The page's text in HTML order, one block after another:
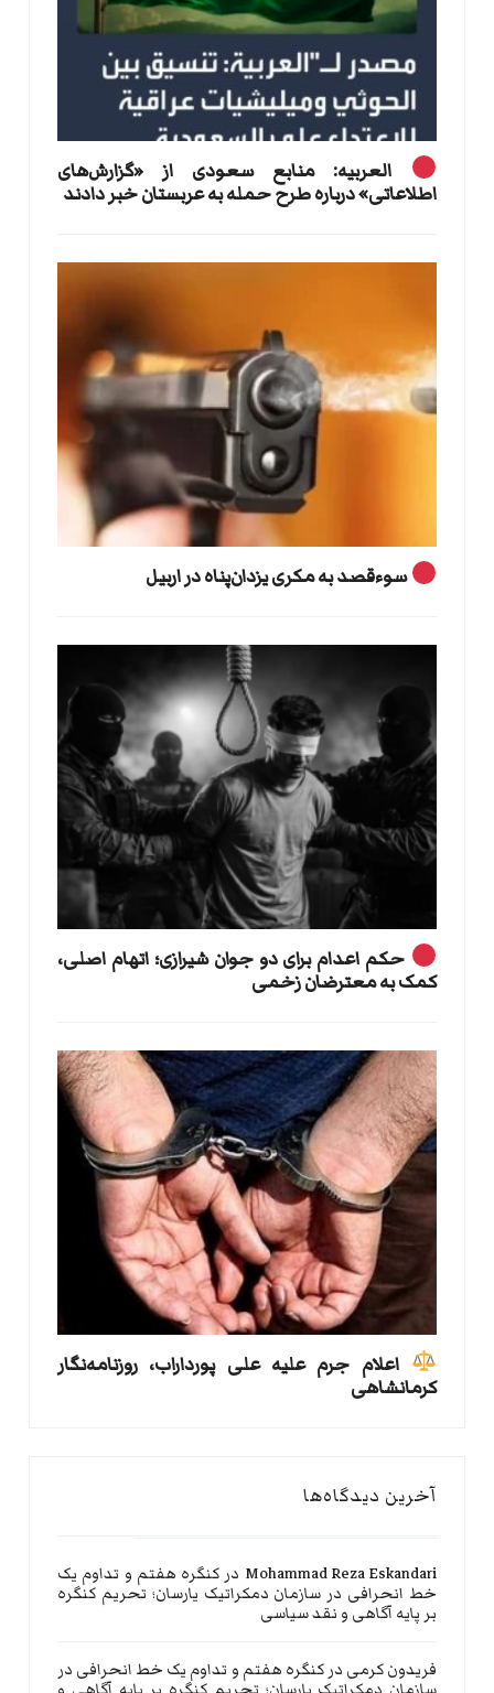
العربیه: منابع سعودی از «گزارش‌های
اطلاعاتی» درباره طرح حمله به عربستان خبر دادند
سوءقصد به مکری یزدان‌پناه در اربیل
حکم اعدام برای دو جوان شیرازی؛ اتهام اصلی،
کمک به معترضان زخمی
اعلام جرم علیه علی پورداراب، روزنامه‌نگار
کرمانشاهی
آخرین دیدگاه‌ها
Mohammad Reza Eskandari در کنگره هفتم و تداوم یک
خط انحرافی در سازمان دمکراتیک یارسان؛ تحریم کنگره
بر پایه آگاهی و نقد سیاسی
فریدون کرمی درکنگره هفتم و تداوم یک خط انحرافی در